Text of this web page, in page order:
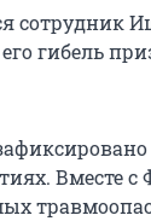
сотрудник
гибель
Вместе с